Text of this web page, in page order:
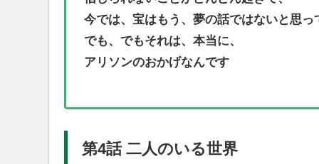
今では、宝はもう、夢の話ではないと思っ
でも、でもそれは、本当に、
アリソンのおかげなんです
第4話 二人のいる世界